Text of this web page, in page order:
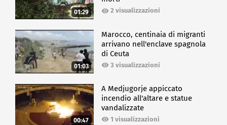
01:29 2 visualizzazioni
01:03
Marocco, centinaia di migranti
arrivano nell'enclave spagnola
di Ceuta
3 visualizzazioni
00:47
A Medjugorje appiccato
incendio all'altare e statue
vandalizzate
1 visualizzazioni